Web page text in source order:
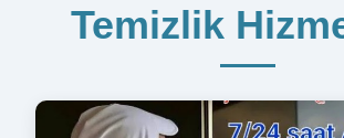
Temizlik